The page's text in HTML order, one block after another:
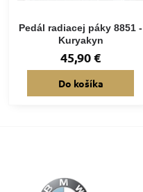
Pedál radiacej páky 8851 -
Kuryakyn
45,90 €
Do košíka